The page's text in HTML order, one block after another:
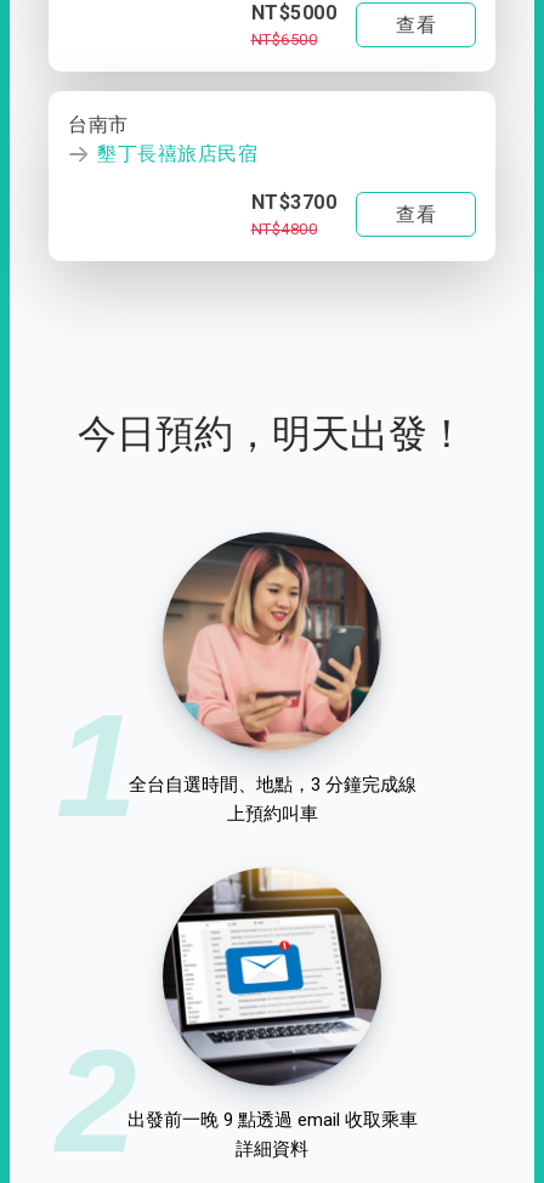
NT$5000
NT$6500
查看
台南市
墾丁長禧旅店民宿
NT$3700
NT$4800
查看
今日預約，明天出發！
1全台自選時間、地點，3 分鐘完成線
上預約叫車
2出發前一晚 9 點透過 email 收取乘車
詳細資料